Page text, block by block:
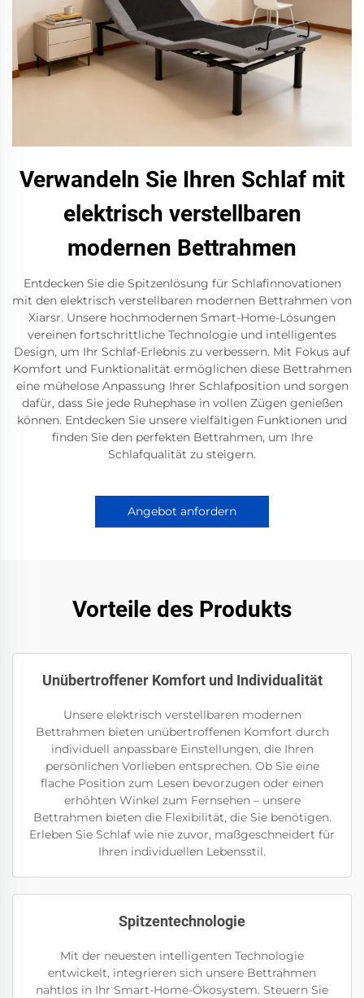
Verwandeln Sie Ihren Schlaf mit
elektrisch verstellbaren
modernen Bettrahmen
Entdecken Sie die Spitzenlösung für Schlafinnovationen
mit den elektrisch verstellbaren modernen Bettrahmen von
Xiarsr. Unsere hochmodernen Smart-Home-Lösungen
vereinen fortschrittliche Technologie und intelligentes
Design, um Ihr Schlaf-Erlebnis zu verbessern. Mit Fokus auf
Komfort und Funktionalität ermöglichen diese Bettrahmen
eine mühelose Anpassung Ihrer Schlafposition und sorgen
dafür, dass Sie jede Ruhephase in vollen Zügen genießen
können. Entdecken Sie unsere vielfältigen Funktionen und
finden Sie den perfekten Bettrahmen, um Ihre
Schlafqualität zu steigern.
Angebot anfordern
Vorteile des Produkts
Unübertroffener Komfort und Individualität
Unsere elektrisch verstellbaren modernen
Bettrahmen bieten unübertroffenen Komfort durch
individuell anpassbare Einstellungen, die Ihren
persönlichen Vorlieben entsprechen. Ob Sie eine
flache Position zum Lesen bevorzugen oder einen
erhöhten Winkel zum Fernsehen – unsere
Bettrahmen bieten die Flexibilität, die Sie benötigen.
Erleben Sie Schlaf wie nie zuvor, maßgeschneidert für
Ihren individuellen Lebensstil.
Spitzentechnologie
Mit der neuesten intelligenten Technologie
entwickelt, integrieren sich unsere Bettrahmen
nahtlos in Ihr Smart-Home-Ökosystem. Steuern Sie